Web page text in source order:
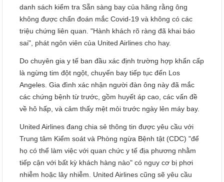
danh sách kiểm tra Sẵn sàng bay của hãng rằng ông
không được chẩn đoán mắc Covid-19 và không có các
triệu chứng liên quan. "Hành khách rõ ràng đã khai báo
sai", phát ngôn viên của United Airlines cho hay.
Do chuyên gia y tế ban đầu xác định trường hợp khẩn cấp
là ngừng tim đột ngột, chuyến bay tiếp tục đến Los
Angeles. Gia đình xác nhận người đàn ông này đã mắc
các chứng bệnh từ trước, gồm huyết áp cao, các vấn đề
về hô hấp, và cảm thấy mệt mỏi trước ngày lên máy bay.
United Airlines đang chia sẻ thông tin được yêu cầu với
Trung tâm Kiểm soát và Phòng ngừa Bệnh tật (CDC) "để
họ có thể làm việc với quan chức y tế địa phương nhằm
tiếp cận với bất kỳ khách hàng nào" có nguy cơ bị phơi
nhiễm hoặc lây nhiễm. United Airlines cũng sẽ yêu cầu